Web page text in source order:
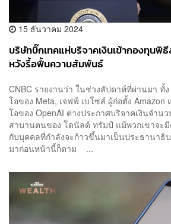
15 ธันวาคม 2024
บริษัทบิ๊กเทคแห่บริจาคเงินเข้ากองทุนพิ
หวังรื้อฟื้นความสัมพันธ์
CNBC รายงานว่า ในช่วงสัปดาห์ที่ผ่านมา ทั้
โอของ Meta, เจฟฟ์ เบโซส์ ผู้ก่อตั้ง
โอของ OpenAI ต่างประกาศบริจาคเงินจำน
สาบานตนของ โดนัลด์ ทรัมป์ แม้พวกเขาจะ
กับบุคคลที่กำลังจะก้าวขึ้นมาเป็นประธานาธิ
มาก่อนหน้านี้ก็ตาม ...